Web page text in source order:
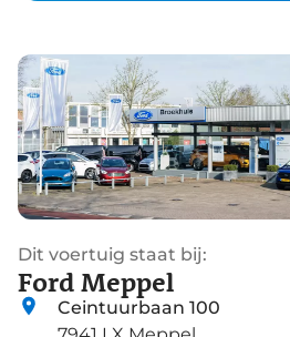
Dit voertuig staat bij:
Ford Meppel
Ceintuurbaan 100